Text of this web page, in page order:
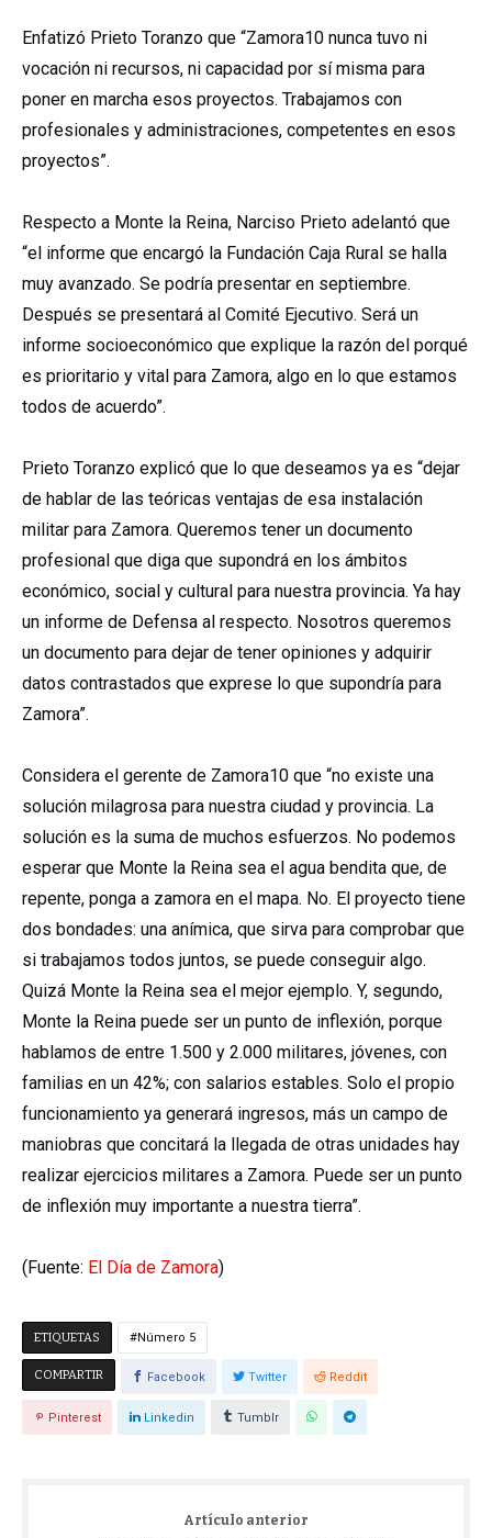
Enfatizó Prieto Toranzo que “Zamora10 nunca tuvo ni
vocación ni recursos, ni capacidad por sí misma para
poner en marcha esos proyectos. Trabajamos con
profesionales y administraciones, competentes en esos
proyectos”.
Respecto a Monte la Reina, Narciso Prieto adelantó que
“el informe que encargó la Fundación Caja Rural se halla
muy avanzado. Se podría presentar en septiembre.
Después se presentará al Comité Ejecutivo. Será un
informe socioeconómico que explique la razón del porqué
es prioritario y vital para Zamora, algo en lo que estamos
todos de acuerdo”.
Prieto Toranzo explicó que lo que deseamos ya es “dejar
de hablar de las teóricas ventajas de esa instalación
militar para Zamora. Queremos tener un documento
profesional que diga que supondrá en los ámbitos
económico, social y cultural para nuestra provincia. Ya hay
un informe de Defensa al respecto. Nosotros queremos
un documento para dejar de tener opiniones y adquirir
datos contrastados que exprese lo que supondría para
Zamora”.
Considera el gerente de Zamora10 que “no existe una
solución milagrosa para nuestra ciudad y provincia. La
solución es la suma de muchos esfuerzos. No podemos
esperar que Monte la Reina sea el agua bendita que, de
repente, ponga a zamora en el mapa. No. El proyecto tiene
dos bondades: una anímica, que sirva para comprobar que
si trabajamos todos juntos, se puede conseguir algo.
Quizá Monte la Reina sea el mejor ejemplo. Y, segundo,
Monte la Reina puede ser un punto de inflexión, porque
hablamos de entre 1.500 y 2.000 militares, jóvenes, con
familias en un 42%; con salarios estables. Solo el propio
funcionamiento ya generará ingresos, más un campo de
maniobras que concitará la llegada de otras unidades hay
realizar ejercicios militares a Zamora. Puede ser un punto
de inflexión muy importante a nuestra tierra”.
(Fuente: El Día de Zamora)
ETIQUETAS Número 5
COMPARTIR Facebook Twitter Reddit
Pinterest Linkedin Tumblr
Artículo anterior